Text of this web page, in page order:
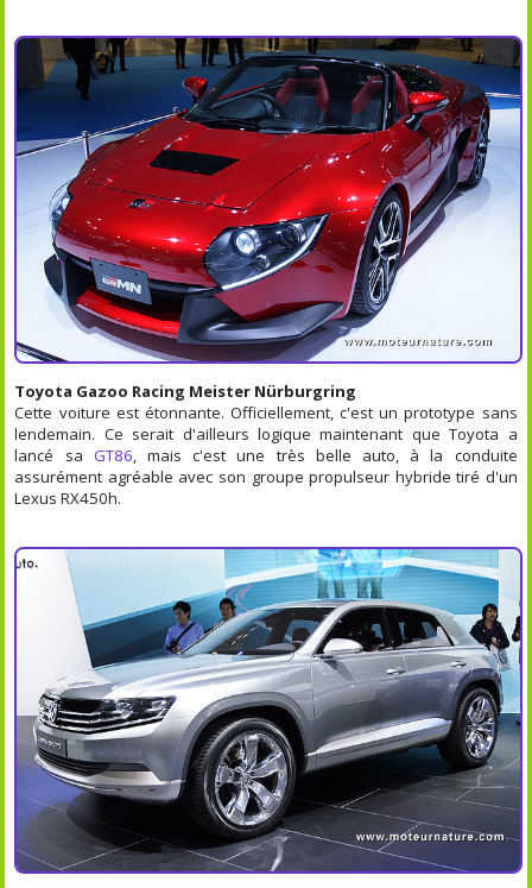
Toyota Gazoo Racing Meister Nürburgring
Cette voiture est étonnante. Officiellement, c'est un prototype sans
lendemain. Ce serait d'ailleurs logique maintenant que Toyota a
lancé sa GT86 , mais c'est une très belle auto, à la conduite
assurément agréable avec son groupe propulseur hybride tiré d'un
Lexus RX450h.